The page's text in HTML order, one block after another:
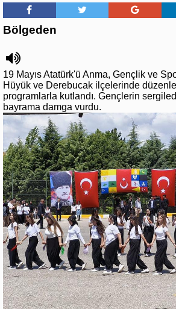
Bölgeden
19 Mayıs Atatürk'ü Anma, Gençlik ve
Hüyük ve Derebucak ilçelerinde
programlarla kutlandı. Gençlerin
bayrama damga vurdu.